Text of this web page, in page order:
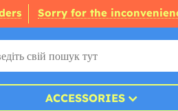
Sorry for the
ACCESSORIES